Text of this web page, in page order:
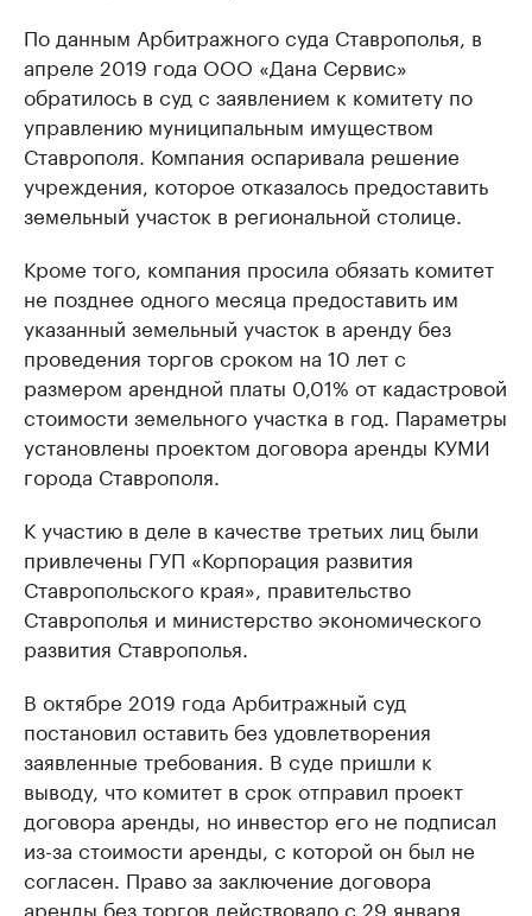
По данным Арбитражного суда Ставрополья, в
апреле 2019 года ООО «Дана Сервис»
обратилось в суд с заявлением к комитету по
управлению муниципальным имуществом
Ставрополя. Компания оспаривала решение
учреждения, которое отказалось предоставить
земельный участок в региональной столице.
Кроме того, компания просила обязать комитет
не позднее одного месяца предоставить им
указанный земельный участок в аренду без
проведения торгов сроком на 10 лет с
размером арендной платы 0,01% от кадастровой
стоимости земельного участка в год. Параметры
установлены проектом договора аренды КУМИ
города Ставрополя.
К участию в деле в качестве третьих лиц были
привлечены ГУП «Корпорация развития
Ставропольского края», правительство
Ставрополья и министерство экономического
развития Ставрополья.
В октябре 2019 года Арбитражный суд
постановил оставить без удовлетворения
заявленные требования. В суде пришли к
выводу, что комитет в срок отправил проект
договора аренды, но инвестор его не подписал
из-за стоимости аренды, с которой он был не
согласен. Право за заключение договора
аренды без торгов действовало с 29 января